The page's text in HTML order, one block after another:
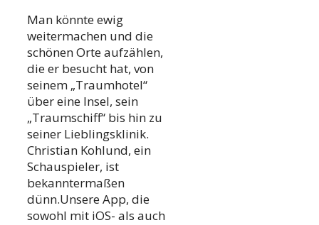
Man könnte ewig
weitermachen und die
schönen Orte aufzählen,
die er besucht hat, von
seinem „Traumhotel“
über eine Insel, sein
„Traumschiff“ bis hin zu
seiner Lieblingsklinik.
Christian Kohlund, ein
Schauspieler, ist
bekanntermaßen
dünn.Unsere App, die
sowohl mit iOS- als auch